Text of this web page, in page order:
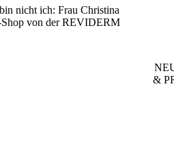
nicht ich: Frau Christina
von der REVIDERM
&